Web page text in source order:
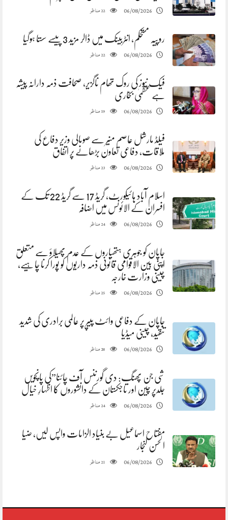
06/08/2026
22مناظر
روپیہ مستحکم، انٹربینک میں ڈالر مزید 3 پیسے سستا ہوگیا
06/08/2026
22مناظر
فیک نیوز کی روک تھام ناگزیر، صحافت ذمہ دارانہ پیشہ
ہے عظمیٰ بخاری
06/08/2026
19مناظر
فیلڈ مارشل عاصم منیر سے صومالی وزیر دفاع کی
ملاقات، دفاعی تعاون بڑھانے پر اتفاق
06/08/2026
23مناظر
اسلام آباد ہائیکورٹ، گریڈ 17 سے گریڈ 22 تک کے
افسران کے الائونس میں اضافہ
06/08/2026
24مناظر
جاپان کو جوہری ہتھیاروں کے عدم پھیلاؤ سے متعلق
اپنی بین الاقوامی قانونی ذمہ داریوں کو پورا کرنا چاہیے،
چینی وزارت خارجہ
06/08/2026
25مناظر
جاپان کے دفاعی وائٹ پیپر پر عالمی برادری کی شدید
تنقید، چینی میڈیا
06/08/2026
28مناظر
شی جن پھنگ: دی گورننس آف چائنا”کی پانچویں
جلدپر چین اور تاجکستان کے دانشوروں کا اظہارِ خیال
06/08/2026
24مناظر
مفتاح اسماعیل بے بنیاد الزامات واپس لیں، ضیا
الحسن لنجار
06/08/2026
21مناظر